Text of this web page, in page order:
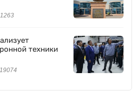
техники
19074